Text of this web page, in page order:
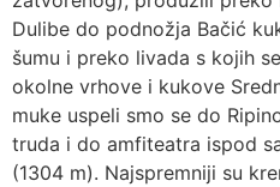
Dulibe do podnožja Bačić
šumu i preko livada s kojih
okolne vrhove i kukove
muke uspeli smo se do
truda i do amfiteatra ispod
(1304 m). Najspremniji su